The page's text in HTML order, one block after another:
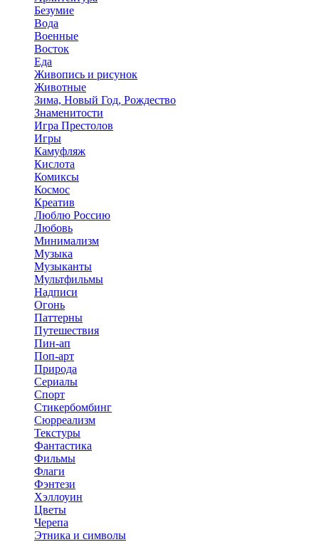
Безумие
Вода
Военные
Восток
Еда
Живопись и рисунок
Животные
Зима, Новый Год, Рождество
Знаменитости
Игра Престолов
Игры
Камуфляж
Кислота
Комиксы
Космос
Креатив
Люблю Россию
Любовь
Минимализм
Музыка
Музыканты
Мультфильмы
Надписи
Огонь
Паттерны
Путешествия
Пин-ап
Поп-арт
Природа
Сериалы
Спорт
Стикербомбинг
Сюрреализм
Текстуры
Фантастика
Фильмы
Флаги
Фэнтези
Хэллоуин
Цветы
Черепа
Этника и символы